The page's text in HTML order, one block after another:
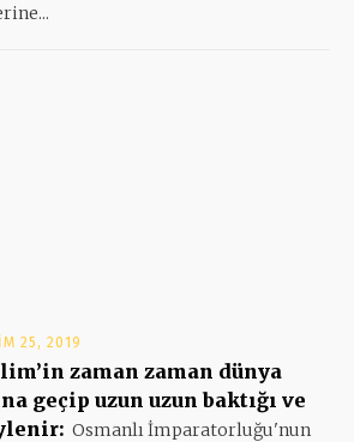
25, 2019
zaman zaman dünya
geçip uzun uzun baktığı ve
Osmanlı İmparatorluğu'nun